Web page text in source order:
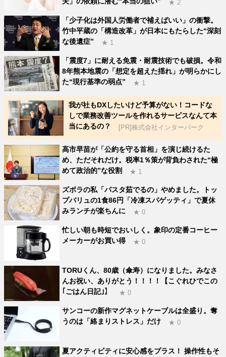
★ 2
「少子化は外国人労働者で補えばいい」の衝撃。
竹中平蔵の「構造改革」が日本にもたらした“深刻
な後遺症”
★ 1
「震度7」に耐える免震・耐震技術でも破損。令和
8年熊本地震の「想定を超えた揺れ」が明らかにし
た“現行基準の弱点”
★ 1
我が社もDXしたいけど予算がない！コードな
しで業務改善ツールを作れるサービスなんて本
当にあるの？
[PR]株式会社インターパーク
高市早苗が「公約を守る首相」を演じ続けるた
め、ただそれだけ。税率1％策が背負わされた“極
めて政治的”な役割
★ 1
ズボラの私「パスタ茹でるの」やめました。トッ
プバリュの1食86円「冷凍スパゲッティ」で夏休
みランチが楽ちんに
★ 0
忙しい朝も時短でおいしく。象印の定番コーヒー
メーカーがお買い得
★ 0
TORUくん、80歳（傘寿）になりました。みなさ
んお祝い、ありがとう！！！！【こぐれひでこの
｢ごはん日記｣】
★ 0
サンコーの新作マグネットケーブルは全盛り。奪
うのは「絡まりストレス」だけ
★ 0
夏アクティビティに安心感をプラス！ 操作性もそ